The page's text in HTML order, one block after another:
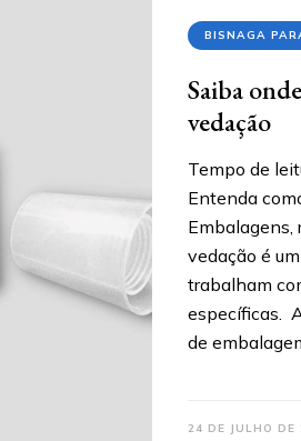
BISNAGA
Saiba
vedação
Tempo de
Entenda
vedação é
trabalham
específicas.
de
24 DE JULHO DE